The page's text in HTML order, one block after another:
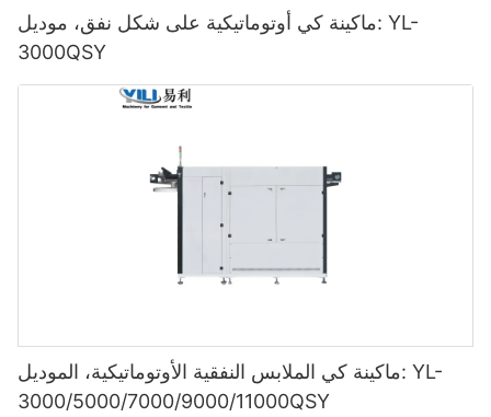
ماكينة كي أوتوماتيكية على شكل نفق، موديل: YL-
3000QSY
ماكينة كي الملابس النفقية الأوتوماتيكية، الموديل: YL-
3000/5000/7000/9000/11000QSY